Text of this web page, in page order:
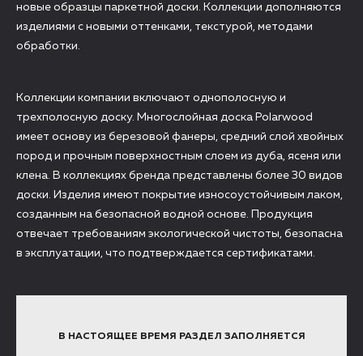
новые образцы паркетной доски. Коллекции дополняются
изделиями с новыми оттенками, текстурой, методами
обработки.
Коллекции компании включают однополосную и
трехполосную доску. Многослойная доска Polarwood
имеет основу из березовой фанеры, средний слой хвойных
пород и прочным поверхностным слоем из дуба, ясеня или
клена. В коллекциях бренда представлены более 30 видов
доски. Изделия имеют покрытие износоустойчивым лаком,
созданным на безопасной водной основе. Продукция
отвечает требованиям экологической чистоты, безопасна
в эксплуатации, что подтверждается сертификатами.
В НАСТОЯЩЕЕ ВРЕМЯ РАЗДЕЛ ЗАПОЛНЯЕТСЯ